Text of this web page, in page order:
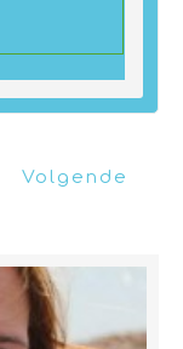
Volgende